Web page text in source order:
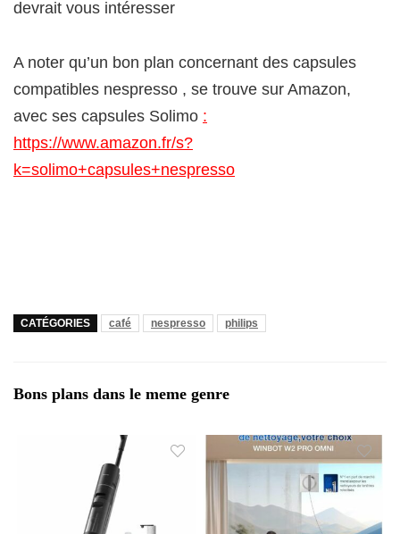
devrait vous intéresser
A noter qu’un bon plan concernant des capsules
compatibles nespresso , se trouve sur Amazon,
avec ses capsules Solimo :
https://www.amazon.fr/s?
k=solimo+capsules+nespresso
CATÉGORIES café nespresso philips
Bons plans dans le meme genre